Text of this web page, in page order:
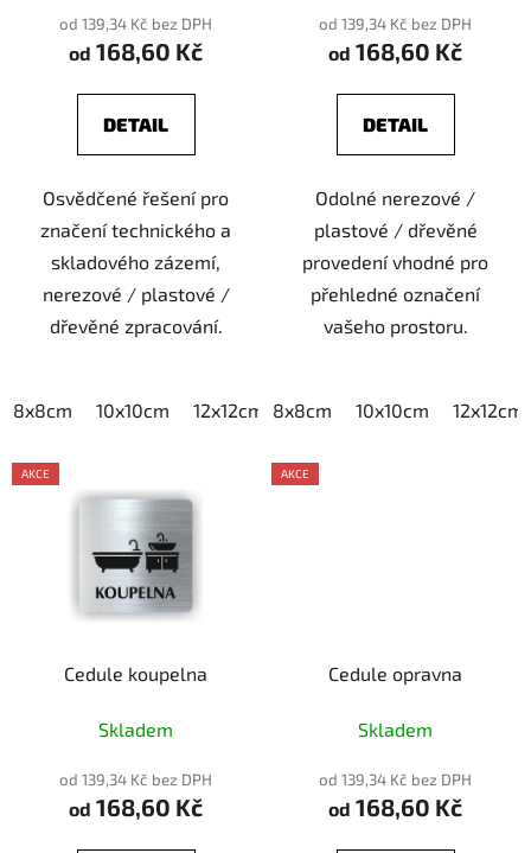
od 139,34 Kč bez DPH
od 168,60 Kč
DETAIL
Osvědčené řešení pro
značení technického a
skladového zázemí,
nerezové / plastové /
dřevěné zpracování.
8x8cm 10x10cm 12x12cm 15x15cm 20x20cm
od 139,34 Kč bez DPH
od 168,60 Kč
DETAIL
Odolné nerezové /
plastové / dřevěné
provedení vhodné pro
přehledné označení
vašeho prostoru.
8x8cm 10x10cm 12x12cm
AKCE
Cedule koupelna
Skladem
od 139,34 Kč bez DPH
od 168,60 Kč
AKCE
Cedule opravna
Skladem
od 139,34 Kč bez DPH
od 168,60 Kč